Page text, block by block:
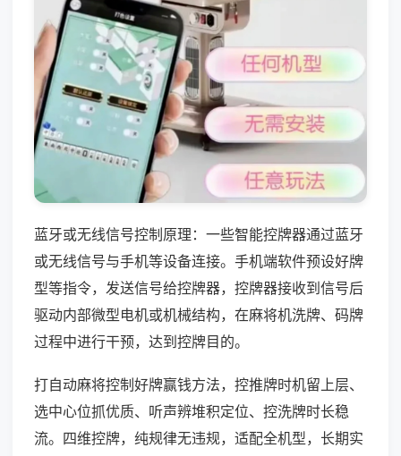
蓝牙或无线信号控制原理：一些智能控牌器通过蓝牙
或无线信号与手机等设备连接。手机端软件预设好牌
型等指令，发送信号给控牌器，控牌器接收到信号后
驱动内部微型电机或机械结构，在麻将机洗牌、码牌
过程中进行干预，达到控牌目的。
打自动麻将控制好牌赢钱方法，控推牌时机留上层、
选中心位抓优质、听声辨堆积定位、控洗牌时长稳
流。四维控牌，纯规律无违规，适配全机型，长期实